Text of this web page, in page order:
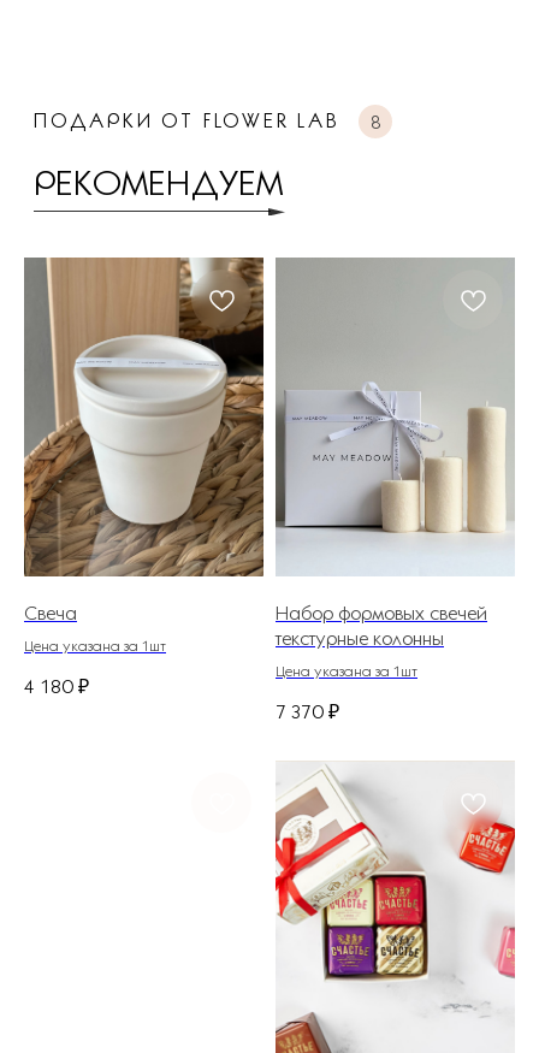
Свеча
Цена указана за 1шт
4 180 ₽
Набор формовых свечей
текстурные колонны
Цена указана за 1шт
7 370 ₽